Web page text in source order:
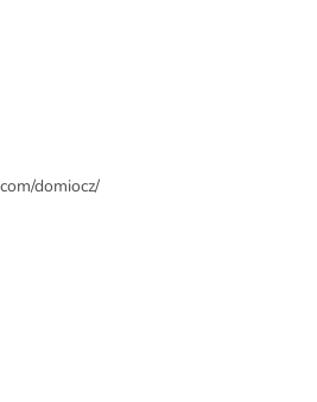
domiocz/